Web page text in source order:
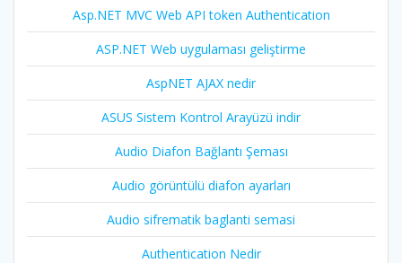
Asp.NET MVC Web API token Authentication
ASP.NET Web uygulaması geliştirme
AspNET AJAX nedir
ASUS Sistem Kontrol Arayüzü indir
Audio Diafon Bağlantı Şeması
Audio görüntülü diafon ayarları
Audio sifrematik baglanti semasi
Authentication Nedir